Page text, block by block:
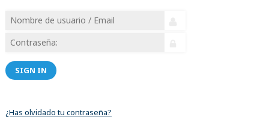
SIGN IN
¿Has olvidado tu contraseña?